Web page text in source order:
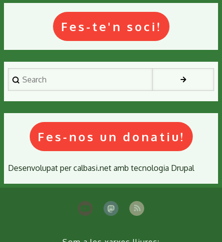
Fes-te'n soci!
Search
Fes-nos un donatiu!
Desenvolupat percalbasi.net amb tecnologia Drupal